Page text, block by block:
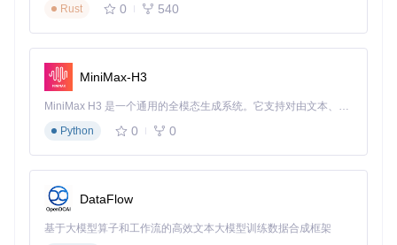
确认系统版本是部署第一步
国内源可将下载速度提升3-5倍
基础工具缺失会导致后续步骤失败
3.2 LXDE极速部署（轻量首选）
# 安装核心组件（最小化安装）
apt install -y lxde-core lxterminal --no-install-
# 配置桌面启动服务
apt install -y lightdm lightdm-gtk-greeter
systemctl set-default graphical.target
systemctl
为什么这么做：--no-install-recommends参数可减少200
Rust
0 540
MiniMax-H3
MiniMax H3 是一个通用的全模态生成系统。它支持对由文本、图像、视频和音频组成的多模态上下文进行统一理解，并能生成分辨率高达 2K、时长可达 15 秒的带原生立体声音频的视频。得益于面向任务泛化的系统设计，H3 在预训练阶段就已具备广泛的多模态上下文理解与生成能力，能够出色地执行复杂的多模态指令。
Python
0 0
DataFlow
基于大模型算子和工作流的高效文本大模型训练数据合成框架